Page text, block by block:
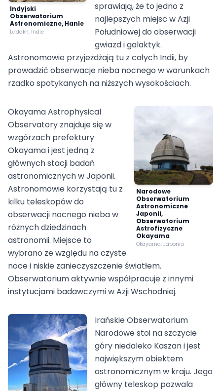
Indyjski
Obserwatorium
Astronomiczne, Hanle
Ladakh, Indie
sprawiają, że to jedno z
najlepszych miejsc w Azji
Południowej do obserwacji
gwiazd i galaktyk.
Astronomowie przyjeżdżają tu z całych Indii, by
prowadzić obserwacje nieba nocnego w warunkach
rzadko spotykanych na niższych wysokościach.
Narodowe
Obserwatorium
Astronomiczne
Japonii,
Obserwatorium
Astrofizyczne
Okayama
Okayama, Japonia
Okayama Astrophysical
Observatory znajduje się w
wzgórzach prefektury
Okayama i jest jedną z
głównych stacji badań
astronomicznych w Japonii.
Astronomowie korzystają tu z
kilku teleskopów do
obserwacji nocnego nieba w
różnych dziedzinach
astronomii. Miejsce to
wybrano ze względu na czyste
noce i niskie zanieczyszczenie światłem.
Obserwatorium aktywnie współpracuje z innymi
instytucjami badawczymi w Azji Wschodniej.
Irańskie Obserwatorium
Narodowe stoi na szczycie
góry niedaleko Kaszan i jest
największym obiektem
astronomicznym w kraju. Jego
główny teleskop pozwala